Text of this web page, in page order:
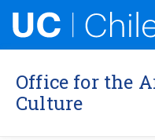
Office for the
Culture